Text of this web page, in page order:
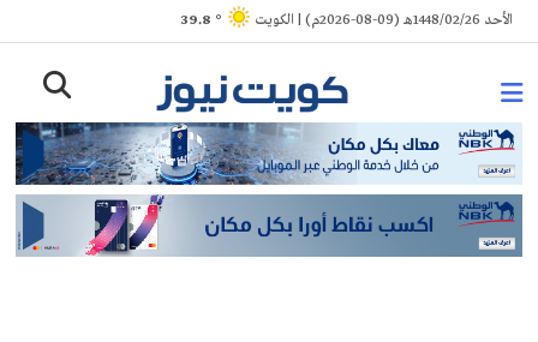
Skip
to
الأحد 1448/02/26هـ (09-08-2026م) | الكويت ° 39.8